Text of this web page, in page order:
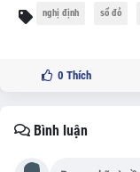
nghị định sổ đỏ
0 Thích
Bình luận